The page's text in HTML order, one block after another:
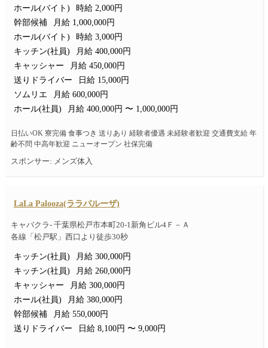
ホール(バイト)
時給 2,000円
幹部候補
月給 1,000,000円
ホール(バイト)
時給 3,000円
キッチン(社員)
月給 400,000円
キャッシャー
月給 450,000円
送りドライバー
日給 15,000円
ソムリエ
月給 600,000円
ホール(社員)
月給 400,000円 〜 1,000,000円
日払いOK 寮完備 食事つき 送りあり 経験者優遇 未経験者歓迎 交通費支給 年
齢不問 中高年歓迎 ニューオープン 社保完備
スポンサー: メンズ体入
LaLa Palooza(ララパルーザ)
キャバクラ- 千葉県松戸市本町20-1新角ビル4Ｆ－Ａ
各線「松戸駅」西口より徒歩30秒
キッチン(社員)
月給 300,000円
キッチン(社員)
月給 260,000円
キャッシャー
月給 300,000円
ホール(社員)
月給 380,000円
幹部候補
月給 550,000円
送りドライバー
日給 8,100円 〜 9,000円